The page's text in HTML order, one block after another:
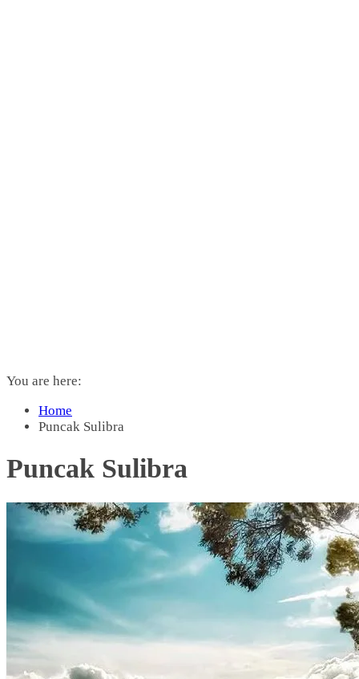
You are here:
Home
Puncak Sulibra
Puncak Sulibra